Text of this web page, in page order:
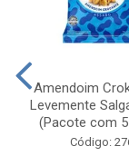
Amendoim
Levemente
(Pacote com 5
Código: